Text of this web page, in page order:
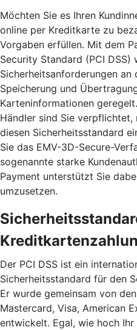
Möchten Sie es Ihren
online per Kreditkarte zu
Vorgaben erfüllen. Mit dem
Security Standard (PCI DSS)
Sicherheitsanforderungen an
Speicherung und
Karteninformationen
Händler sind Sie verpflichtet,
diesen Sicherheitsstandard
Sie das EMV-3D-Secure-
sogenannte starke
Payment unterstützt Sie
umzusetzen.
Der PCI DSS ist ein
Sicherheitsstandard für den
Er wurde gemeinsam von
Mastercard, Visa, American
entwickelt. Egal, wie hoch